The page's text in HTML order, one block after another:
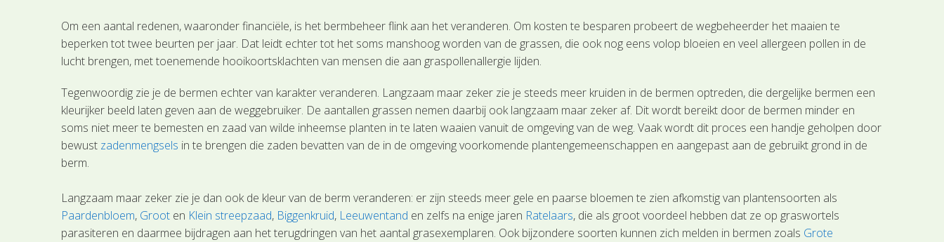
Om een aantal redenen, waaronder financiële, is het bermbeheer flink aan het veranderen. Om kosten te besparen probeert de wegbeheerder het maaien te
beperken tot twee beurten per jaar. Dat leidt echter tot het soms manshoog worden van de grassen, die ook nog eens volop bloeien en veel allergeen pollen in de
lucht brengen, met toenemende hooikoortsklachten van mensen die aan graspollenallergie lijden.
Tegenwoordig zie je de bermen echter van karakter veranderen. Langzaam maar zeker zie je steeds meer kruiden in de bermen optreden, die dergelijke bermen een
kleurijker beeld laten geven aan de weggebruiker. De aantallen grassen nemen daarbij ook langzaam maar zeker af. Dit wordt bereikt door de bermen minder en
soms niet meer te bemesten en zaad van wilde inheemse planten in te laten waaien vanuit de omgeving van de weg. Vaak wordt dit proces een handje geholpen door
bewust zadenmengsels in te brengen die zaden bevatten van de in de omgeving voorkomende plantengemeenschappen en aangepast aan de gebruikt grond in de
berm.
Langzaam maar zeker zie je dan ook de kleur van de berm veranderen: er zijn steeds meer gele en paarse bloemen te zien afkomstig van plantensoorten als
Paardenbloem, Groot en Klein streepzaad, Biggenkruid, Leeuwentand en zelfs na enige jaren Ratelaars, die als groot voordeel hebben dat ze op graswortels
parasiteren en daarmee bijdragen aan het terugdringen van het aantal grasexemplaren. Ook bijzondere soorten kunnen zich melden in bermen zoals Grote